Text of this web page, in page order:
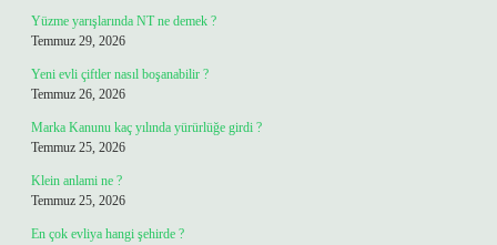
Yüzme yarışlarında NT ne demek ?
Temmuz 29, 2026
Yeni evli çiftler nasıl boşanabilir ?
Temmuz 26, 2026
Marka Kanunu kaç yılında yürürlüğe girdi ?
Temmuz 25, 2026
Klein anlami ne ?
Temmuz 25, 2026
En çok evliya hangi şehirde ?